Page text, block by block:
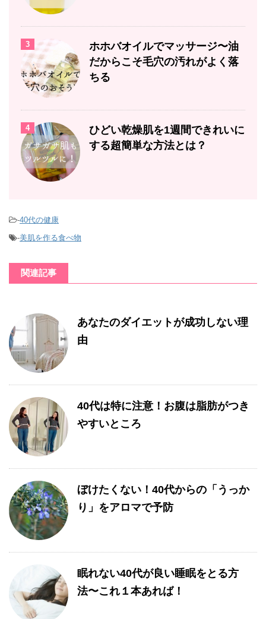
3
ホホバオイルでマッサージ〜油
だからこそ毛穴の汚れがよく落
ちる
4
ひどい乾燥肌を1週間できれいに
する超簡単な方法とは？
-40代の健康
-美肌を作る食べ物
関連記事
あなたのダイエットが成功しない理
由
40代は特に注意！お腹は脂肪がつき
やすいところ
ぼけたくない！40代からの「うっか
り」をアロマで予防
眠れない40代が良い睡眠をとる方
法〜これ１本あれば！